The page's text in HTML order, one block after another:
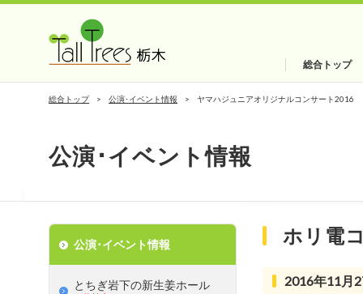
総合トップ
総合トップ 公演･イベント情報 ヤマハジュニアオリジナルコンサート2016
公演･イベント情報
ホリ電
2016年11月
公演･イベント情報
とちぎ岩下の新⽣姜ホール